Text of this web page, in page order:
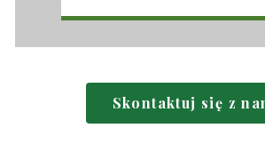
Skontaktuj się z